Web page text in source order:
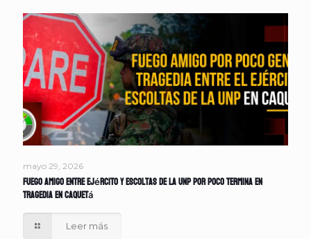
mayo 29, 2026
Fuego amigo entre Ejército y escoltas de la UNP por poco termina en
tragedia en Caquetá
Leer más